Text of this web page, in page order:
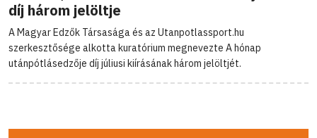
díj három jelöltje
A Magyar Edzők Társasága és az Utanpotlassport.hu
szerkesztősége alkotta kuratórium megnevezte A hónap
utánpótlásedzője díj júliusi kiírásának három jelöltjét.